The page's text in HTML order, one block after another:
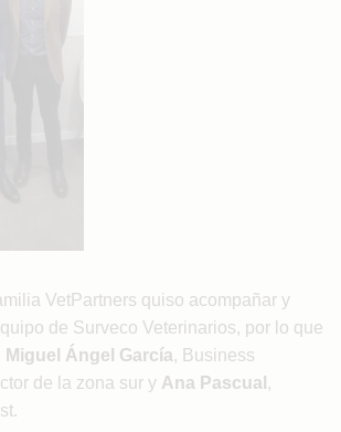
VetPartners quiso acompañar y
de Surveco Veterinarios, por lo que
Miguel Ángel García, Business
de la zona sur y Ana Pascual,